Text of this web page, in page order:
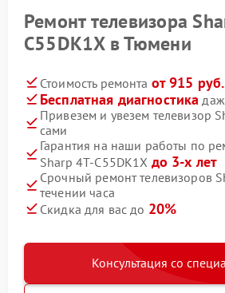
Ремонт телевизора
C55DK1X в Тюмени
Стоимость ремонта от 915 руб.
Бесплатная диагностика
Привезем и увезем телевизор
сами
Гарантия на наши работы по
Sharp 4T-C55DK1X до 3-х лет
Срочный ремонт телевизоров
течении часа
Скидка для вас до 20%
Консультация со